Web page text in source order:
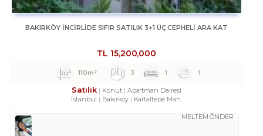
BAKIRKÖY İNCİRLİDE SIFIR SATILIK 3+1 ÜÇ CEPHELİ ARA KAT
TL 15,200,000
110m² 3 1 1
Satılık Konut
Apartman Dairesi
İstanbul
Bakırköy Kartaltepe Mah.
MELTEM ÖNDER